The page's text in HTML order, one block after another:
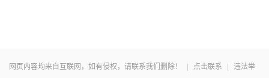
网页内容均来自互联网，如有侵权，请联系我们删除！ 点击联系 违法举